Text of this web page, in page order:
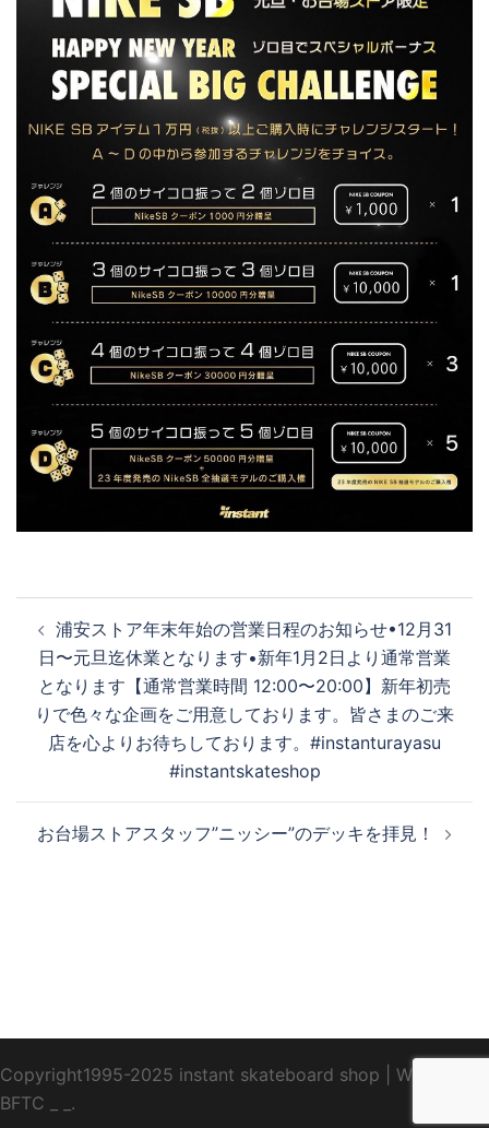
稿
ナ
ビ
シ
ョ
浦安ストア年末年始の営業日程のお知らせ•12月31
日〜元旦迄休業となります•新年1月2日より通常営業
となります【通常営業時間 12:00〜20:00】新年初売
りで色々な企画をご用意しております。皆さまのご来
店を心よりお待ちしております。#instanturayasu
#instantskateshop
お台場ストアスタッフ”ニッシー”のデッキを拝見！
Copyright1995-2025 instant skateboard shop
WebDesign
BFTC _ _.